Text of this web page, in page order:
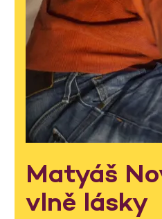
Matyáš
vlně lásky